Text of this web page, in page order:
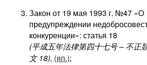
Закон от 19 мая 1993 г. №47 «О
предупреждении
конкуренции»: статья 18
(平成五年法律第四十七号 – 不正
文 18), (яп.);